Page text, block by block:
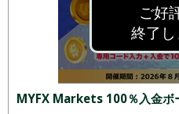
ご好
終了
MYFX Markets 100％入金ボ